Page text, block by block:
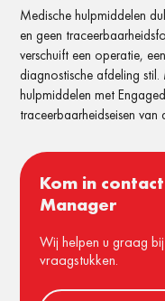
Medische hulpmiddelen
en geen
verschuift een operatie,
diagnostische afdeling stil.
hulpmiddelen met
traceerbaarheidseisen van
Kom in
Manager
Wij helpen u graag
vraagstukken.